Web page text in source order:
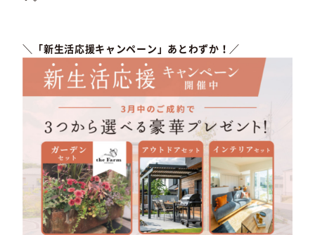
＼「新生活応援キャンペーン」あとわずか！／